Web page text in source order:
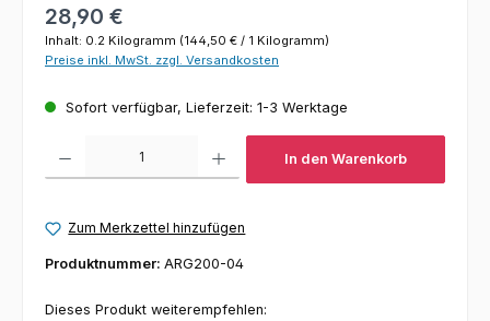
Regulärer Preis:
28,90 €
Inhalt: 0.2 Kilogramm (144,50 € / 1 Kilogramm)
Preise inkl. MwSt. zzgl. Versandkosten
Sofort verfügbar, Lieferzeit: 1-3 Werktage
In den Warenkorb
Zum Merkzettel hinzufügen
Produktnummer: ARG200-04
Dieses Produkt weiterempfehlen: